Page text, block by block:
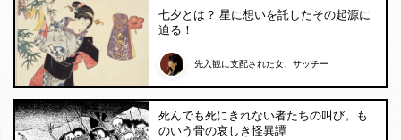
七夕とは？ 星に想いを託したその起源に
迫る！
先入観に支配された女、サッチー
死んでも死にきれない者たちの叫び。も
のいう骨の哀しき怪異譚